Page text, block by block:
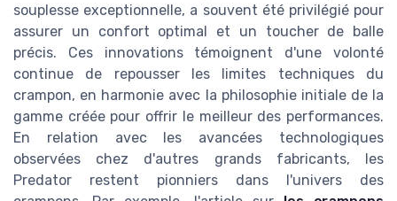
souplesse exceptionnelle, a souvent été privilégié pour
assurer un confort optimal et un toucher de balle
précis. Ces innovations témoignent d'une volonté
continue de repousser les limites techniques du
crampon, en harmonie avec la philosophie initiale de la
gamme créée pour offrir le meilleur des performances.
En relation avec les avancées technologiques
observées chez d'autres grands fabricants, les
Predator restent pionniers dans l'univers des